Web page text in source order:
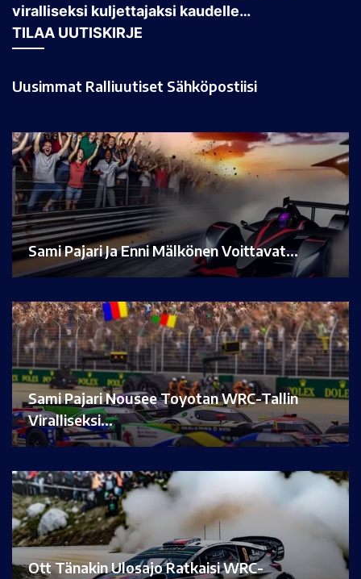
viralliseksi kuljettajaksi kaudelle…
TILAA UUTISKIRJE
Uusimmat Ralliuutiset Sähköpostiisi
Sami Pajari Ja Enni Mälkönen Voittavat…
Sami Pajari Nousee Toyotan WRC-Tallin
Viralliseksi…
Ott Tänakin Ulosajo Ratkaisi WRC-